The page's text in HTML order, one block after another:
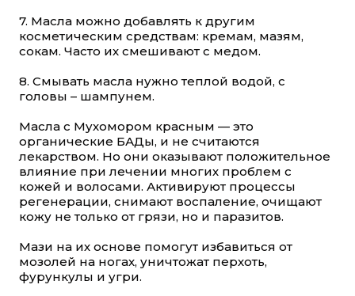
7. Масла можно добавлять к другим
косметическим средствам: кремам, мазям,
сокам. Часто их смешивают с медом.
8. Смывать масла нужно теплой водой, с
головы – шампунем.
Масла с Мухомором красным — это
органические БАДы, и не считаются
лекарством. Но они оказывают положительное
влияние при лечении многих проблем с
кожей и волосами. Активируют процессы
регенерации, снимают воспаление, очищают
кожу не только от грязи, но и паразитов.
Мази на их основе помогут избавиться от
мозолей на ногах, уничтожат перхоть,
фурункулы и угри.